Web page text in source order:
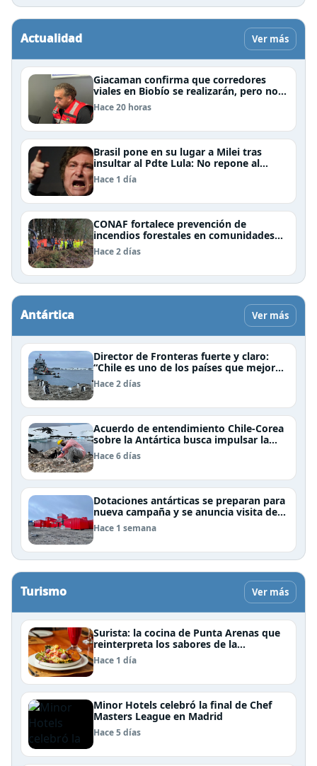
Actualidad Ver más
Giacaman confirma que corredores
viales en Biobío se realizarán, pero no
por la vía de la concesión
Hace 20 horas
Brasil pone en su lugar a Milei tras
insultar al Pdte Lula: No repone al
embajador en BBSS y rebaja la relación
bilateral
Hace 1 día
CONAF fortalece prevención de
incendios forestales en comunidades
de Temuco y Galvarino
Hace 2 días
Antártica Ver más
Director de Fronteras fuerte y claro:
“Chile es uno de los países que mejor
derechos tiene para sustentar una
reclamación de territorio antártico”
Hace 2 días
Acuerdo de entendimiento Chile-Corea
sobre la Antártica busca impulsar la
investigación científica
Hace 6 días
Dotaciones antárticas se preparan para
nueva campaña y se anuncia visita de
Pdte Kast y su gabinete al continente
blanco
Hace 1 semana
Turismo Ver más
Surista: la cocina de Punta Arenas que
reinterpreta los sabores de la
Patagonia
Hace 1 día
Minor Hotels celebró la final de Chef
Masters League en Madrid
Hace 5 días